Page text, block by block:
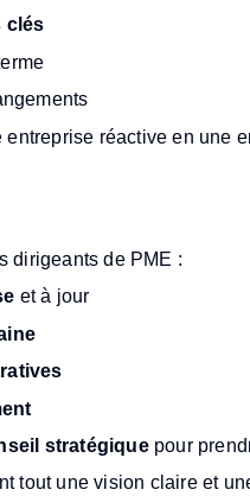
clés
réactive en une
dirigeants de PME :
et à jour
stratégiquepour
tout une vision claire et